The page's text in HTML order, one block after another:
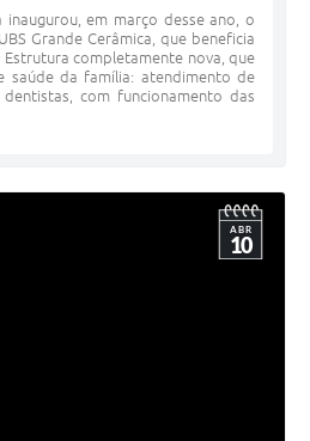
em março desse ano, o
Grande Cerâmica, que beneficia
completamente nova, que
saúde da família: atendimento de
com funcionamento das
ABR
10